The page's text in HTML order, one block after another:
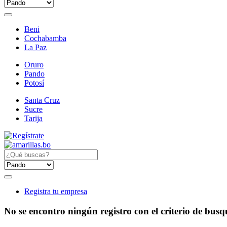
Beni
Cochabamba
La Paz
Oruro
Pando
Potosí
Santa Cruz
Sucre
Tarija
Registra tu empresa
No se encontro ningún registro con el criterio de